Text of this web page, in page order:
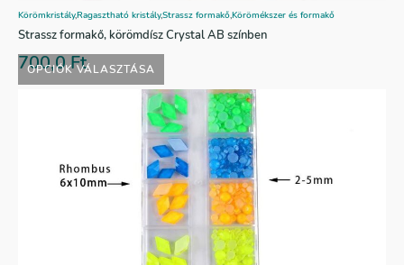
OPCIÓK VÁLASZTÁSA
Körömkristály,Ragasztható kristály,Strassz formakő,Körömékszer és formakő
Strassz formakő, körömdísz Crystal AB színben
700,0Ft